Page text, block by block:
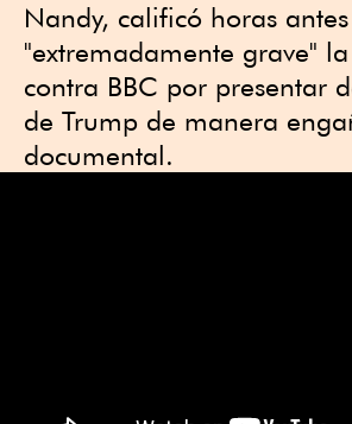
Nandy, calificó horas
"extremadamente grave"
contra BBC por presentar
de Trump de manera
documental.